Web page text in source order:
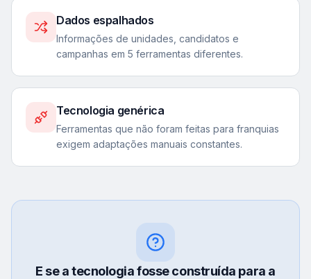
Dados espalhados
Informações de unidades, candidatos e
campanhas em 5 ferramentas diferentes.
Tecnologia genérica
Ferramentas que não foram feitas para franquias
exigem adaptações manuais constantes.
E se a tecnologia fosse construída para a